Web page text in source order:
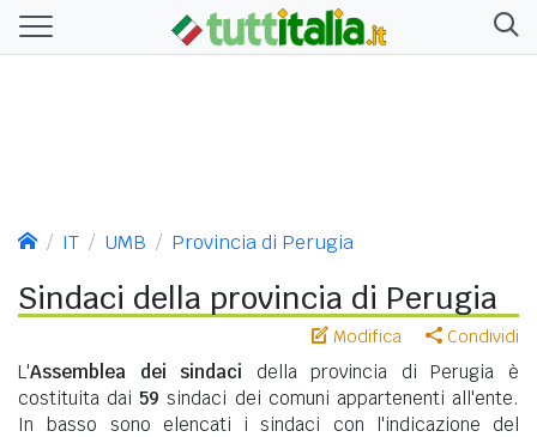
IT UMB Provincia di Perugia
Sindaci della provincia di Perugia
Modifica Condividi
L'Assemblea dei sindaci della provincia di Perugia è
costituita dai 59 sindaci dei comuni appartenenti all'ente.
In basso sono elencati i sindaci con l'indicazione del